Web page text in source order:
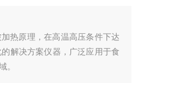
热原理，在高温高压条件下达
解决方案仪器，广泛应用于食
。